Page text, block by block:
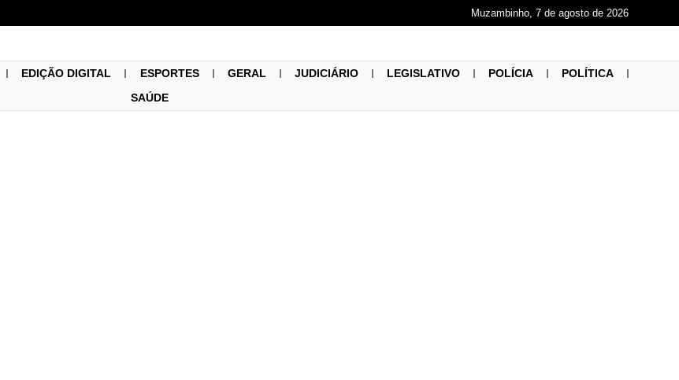
Muzambinho, 7 de agosto de 2026
EDIÇÃO DIGITAL ESPORTES GERAL JUDICIÁRIO LEGISLATIVO POLÍCIA
POLÍTICA
SAÚDE